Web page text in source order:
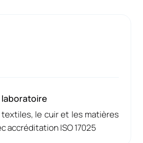
textiles, le cuir et les matières
accréditation ISO 17025